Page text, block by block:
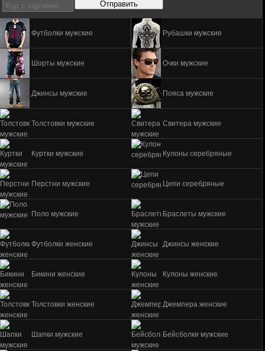
Футболки мужские Рубашки мужские
Шорты мужские Очки мужские
Джинсы мужские Пояса мужские
Толстовки мужские Свитера мужские
Куртки мужские Кулоны серебряные
Перстни мужские Цепи серебряные
Поло мужские Браслеты мужские
Футболки женские Джинсы женские
Бикини женские Кулоны женские
Толстовки женские Джемпера женские
Шапки мужские Бейсболки мужские